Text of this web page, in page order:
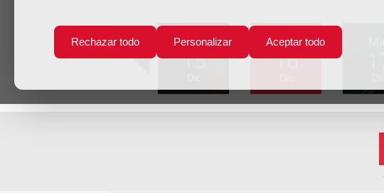
Rechazar todo Personalizar Aceptar todo
Lun
15
Mar
16